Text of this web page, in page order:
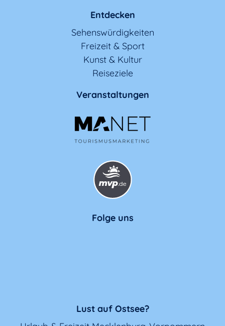
Entdecken
Sehenswürdigkeiten
Freizeit & Sport
Kunst & Kultur
Reiseziele
Veranstaltungen
Folge uns
Lust auf Ostsee?